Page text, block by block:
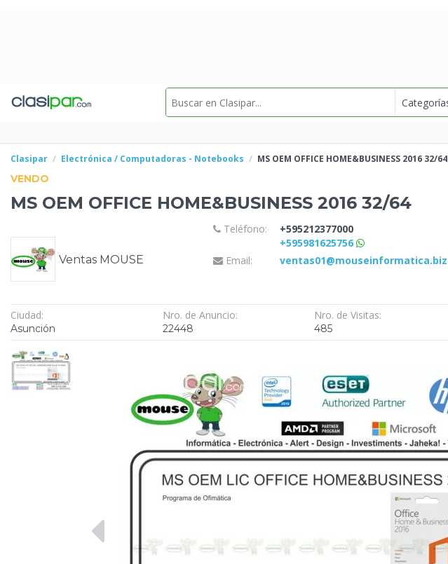
Clasipar Electrónica / Computadoras - Notebooks MS OEM OFFICE HOME&BUSINESS 2016 32/64
VENDO
MS OEM OFFICE HOME&BUSINESS 2016 32/64
Ventas MOUSE
Teléfono:
+595212377000
+595981625756
Email:
ventas01@mouseinformatica.biz
Ciudad:
Asunción
Nro. de Anuncio:
22448
Nro. de Visitas:
485